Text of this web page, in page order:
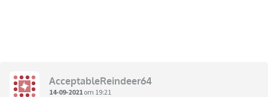
AcceptableReindeer64
14-09-2021 om 19:21